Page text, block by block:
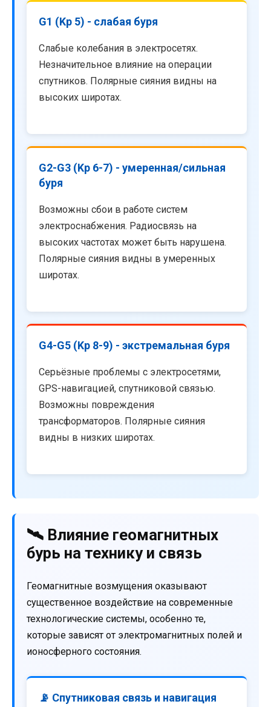
G1 (Kp 5) - слабая буря
Слабые колебания в электросетях.
Незначительное влияние на операции
спутников. Полярные сияния видны на
высоких широтах.
G2-G3 (Kp 6-7) - умеренная/сильная
буря
Возможны сбои в работе систем
электроснабжения. Радиосвязь на
высоких частотах может быть нарушена.
Полярные сияния видны в умеренных
широтах.
G4-G5 (Kp 8-9) - экстремальная буря
Серьёзные проблемы с электросетями,
GPS-навигацией, спутниковой связью.
Возможны повреждения
трансформаторов. Полярные сияния
видны в низких широтах.
🛰️ Влияние геомагнитных
бурь на технику и связь
Геомагнитные возмущения оказывают
существенное воздействие на современные
технологические системы, особенно те,
которые зависят от электромагнитных полей и
ионосферного состояния.
📡 Спутниковая связь и навигация